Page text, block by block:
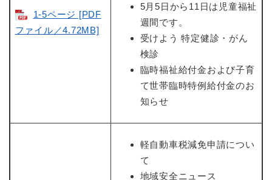
1-5ページ [PDF
ファイル／4.72MB]
5月5日から11日は児童福祉
週間です。
受けよう 特定健診・がん
検診
臨時福祉給付金および子育
て世帯臨時特例給付金のお
知らせ
軽自動車税減免申請につい
て
地域安全ニュース